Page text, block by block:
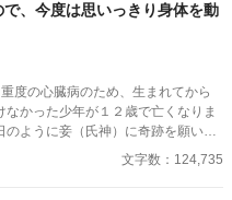
。」 「さっきので嫉妬
て。」 「俺は前から結衣
き
、今度は思いっきり身体を動
度の心臓病のため、生まれてから
かった少年が１２歳で亡くなりま
のように妾（氏神）に奇跡を願いま
でした。神々の定めで、現世では
ですが、記憶を残したまま転生さ
文字数：124,735